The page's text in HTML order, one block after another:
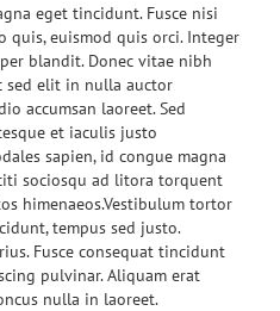
eget tincidunt. Fusce nisi
quis, euismod quis orci. Integer
blandit. Donec vitae nibh
sed elit in nulla auctor
accumsan laoreet. Sed
et iaculis justo
sapien, id congue magna
sociosqu ad litora torquent
himenaeos.Vestibulum tortor
tempus sed justo.
Fusce consequat tincidunt
pulvinar. Aliquam erat
nulla in laoreet.